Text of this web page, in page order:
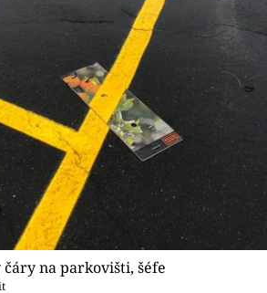
na parkovišti, šéfe